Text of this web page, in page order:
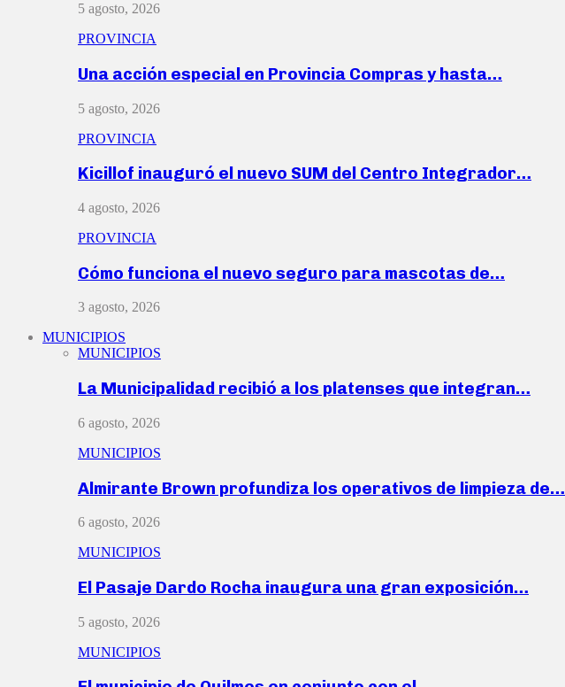
5 agosto, 2026
PROVINCIA
Una acción especial en Provincia Compras y hasta…
5 agosto, 2026
PROVINCIA
Kicillof inauguró el nuevo SUM del Centro Integrador…
4 agosto, 2026
PROVINCIA
Cómo funciona el nuevo seguro para mascotas de…
3 agosto, 2026
MUNICIPIOS
MUNICIPIOS
La Municipalidad recibió a los platenses que integran…
6 agosto, 2026
MUNICIPIOS
Almirante Brown profundiza los operativos de limpieza de…
6 agosto, 2026
MUNICIPIOS
El Pasaje Dardo Rocha inaugura una gran exposición…
5 agosto, 2026
MUNICIPIOS